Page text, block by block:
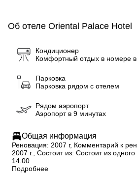
Об отеле Oriental Palace Hotel
Кондиционер
Комфортный отдых в номере
Парковка
Парковка рядом с отелем
Рядом аэропорт
Аэропорт в 9 минутах
Общая информация
Реновация: 2007 г, Комментарий к
2007 г., Состоит из: Состоит из
14:00
Подробнее